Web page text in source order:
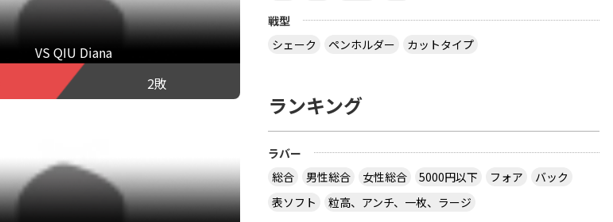
VS QIU Diana
2敗
戦型
シェーク
ペンホルダー カットタイプ
ランキング
ラバー
総合
男性総合 女性総合 5000円以下 フォア
バック
表ソフト
粒高、アンチ、一枚、ラージ